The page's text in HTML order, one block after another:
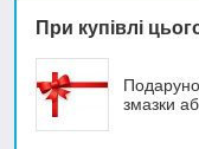
При купівлі
змазки